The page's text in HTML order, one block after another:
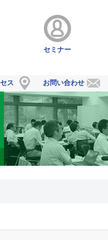
セミナー
お問い合わせ
ス